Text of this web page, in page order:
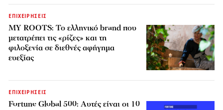
ΕΠΙΧΕΙΡΗΣΕΙΣ
MY ROOTS: Το ελληνικό brand που
μετατρέπει τις «ρίζες» και τη
φιλοξενία σε διεθνές αφήγημα
ευεξίας
ΕΠΙΧΕΙΡΗΣΕΙΣ
Fortune Global 500: Αυτές είναι οι 10